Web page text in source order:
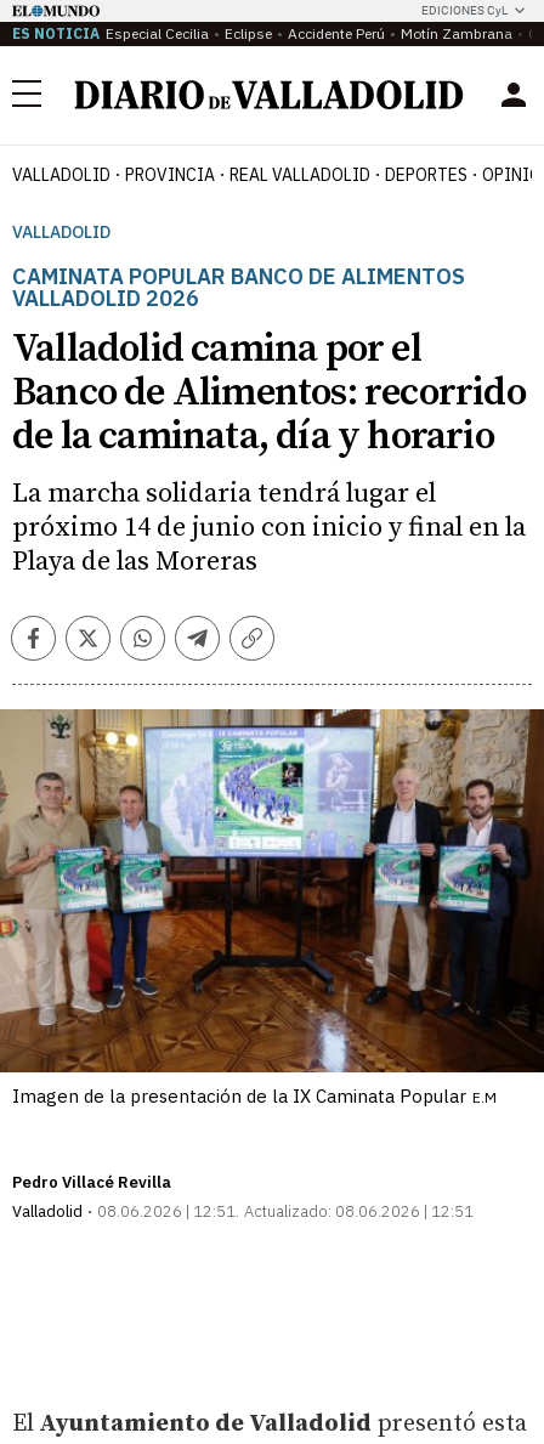
EDICIONES CyL
ES NOTICIA Especial Cecilia Eclipse Accidente Perú Motín Zambrana
Menú
VALLADOLID PROVINCIA REAL VALLADOLID DEPORTES
VALLADOLID
CAMINATA POPULAR BANCO DE ALIMENTOS
VALLADOLID 2026
Valladolid camina por el
Banco de Alimentos: recorrido
de la caminata, día y horario
La marcha solidaria tendrá lugar el
próximo 14 de junio con inicio y final en la
Playa de las Moreras
FacebookTwitterWhatsappTelegramCopiar
Imagen de la presentación de la IX Caminata Popular E.M
Pedro Villacé Revilla
Valladolid
08.06.2026 | 12:51 Actualizado: 08.06.2026 | 12:51
El Ayuntamiento de Valladolid presentó esta